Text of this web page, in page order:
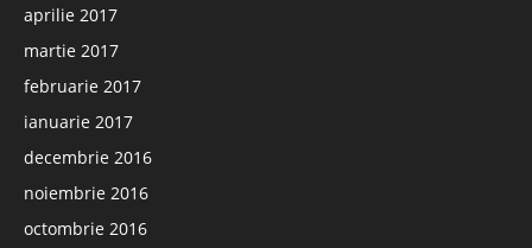
aprilie 2017
martie 2017
februarie 2017
ianuarie 2017
decembrie 2016
noiembrie 2016
octombrie 2016